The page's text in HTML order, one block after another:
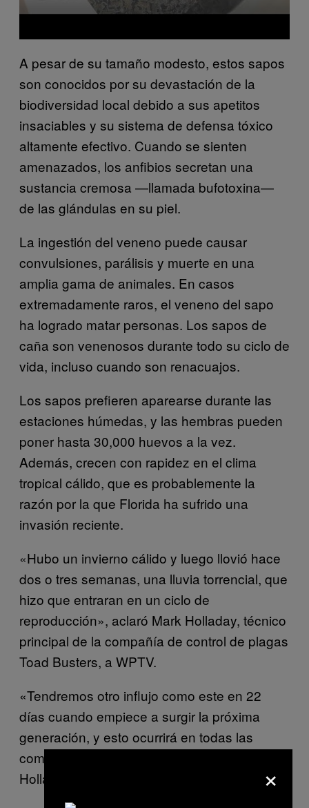
A pesar de su tamaño modesto, estos sapos
son conocidos por su devastación de la
biodiversidad local debido a sus apetitos
insaciables y su sistema de defensa tóxico
altamente efectivo. Cuando se sienten
amenazados, los anfibios secretan una
sustancia cremosa —llamada bufotoxina—
de las glándulas en su piel.
La ingestión del veneno puede causar
convulsiones, parálisis y muerte en una
amplia gama de animales. En casos
extremadamente raros, el veneno del sapo
ha logrado matar personas. Los sapos de
caña son venenosos durante todo su ciclo de
vida, incluso cuando son renacuajos.
Los sapos prefieren aparearse durante las
estaciones húmedas, y las hembras pueden
poner hasta 30,000 huevos a la vez.
Además, crecen con rapidez en el clima
tropical cálido, que es probablemente la
razón por la que Florida ha sufrido una
invasión reciente.
«Hubo un invierno cálido y luego llovió hace
dos o tres semanas, una lluvia torrencial, que
hizo que entraran en un ciclo de
reproducción», aclaró Mark Holladay, técnico
principal de la compañía de control de plagas
Toad Busters, a WPTV.
«Tendremos otro influjo como este en 22
días cuando empiece a surgir la próxima
generación, y esto ocurrirá en todas las
comunidades de la Florida», advirtió
Holladay.
×